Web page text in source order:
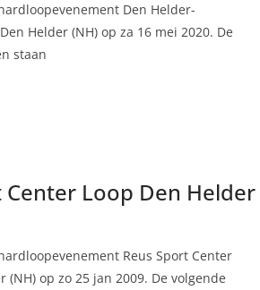
Den Helder-
Helder (NH) op za 16 mei 2020. De
staan
Center Loop Den Helder
Reus Sport Center
(NH) op zo 25 jan 2009. De volgende